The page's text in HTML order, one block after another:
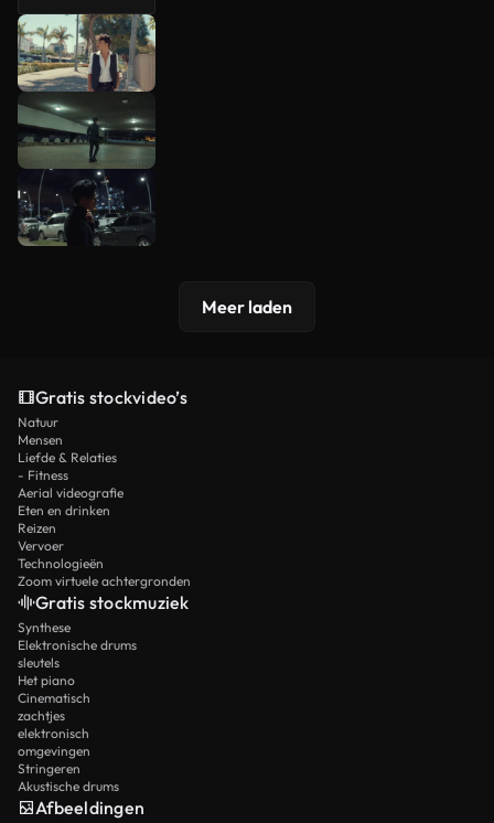
Meer laden
Gratis stockvideo’s
Natuur
Mensen
Liefde & Relaties
- Fitness
Aerial videografie
Eten en drinken
Reizen
Vervoer
Technologieën
Zoom virtuele achtergronden
Gratis stockmuziek
Synthese
Elektronische drums
sleutels
Het piano
Cinematisch
zachtjes
elektronisch
omgevingen
Stringeren
Akustische drums
Afbeeldingen